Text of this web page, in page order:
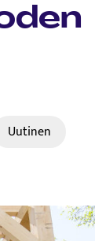
Uutinen